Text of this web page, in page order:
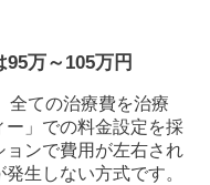
万～105万円
全ての治療費を治療
ー」での料金設定を採
ョンで費用が左右され
生しない方式です。